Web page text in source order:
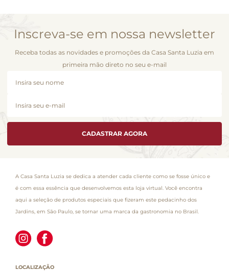
Inscreva-se em nossa newsletter
Receba todas as novidades e promoções da Casa Santa Luzia em
primeira mão direto no seu e-mail
CADASTRAR AGORA
A Casa Santa Luzia se dedica a atender cada cliente como se fosse único e
é com essa essência que desenvolvemos esta loja virtual. Você encontra
aqui a seleção de produtos especiais que fizeram este pedacinho dos
Jardins, em São Paulo, se tornar uma marca da gastronomia no Brasil.
LOCALIZAÇÃO